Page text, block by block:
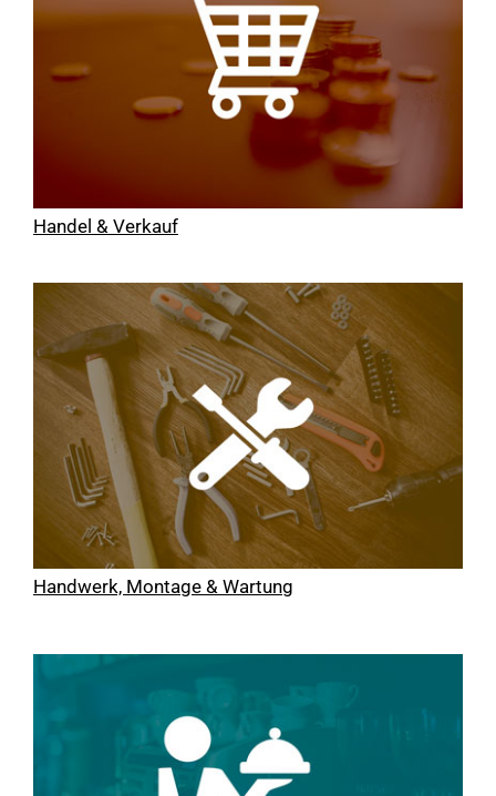
Handel & Verkauf
Handwerk, Montage & Wartung